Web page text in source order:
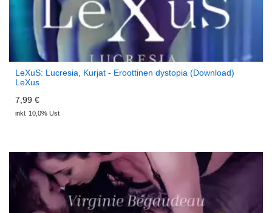
LeXuS: Lucresia, Kurjat - Eroottinen dystopia (Download)
LeXus
7,99 €
inkl. 10,0% Ust